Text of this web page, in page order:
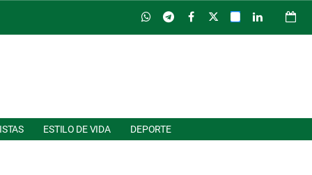
ESTILO DE VIDA DEPORTE